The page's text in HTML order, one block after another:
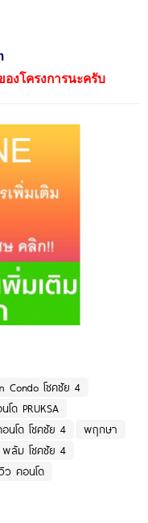
องโครงการนะครับ
Condo โชคชัย 4
โด PRUKSA
นโด โชคชัย 4
พฤกษา
พลัม โชคชัย 4
ว คอนโด